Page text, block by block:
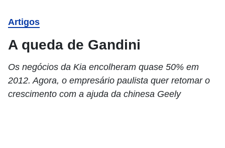
Artigos
A queda de Gandini
Os negócios da Kia encolheram quase 50% em
2012. Agora, o empresário paulista quer retomar o
crescimento com a ajuda da chinesa Geely